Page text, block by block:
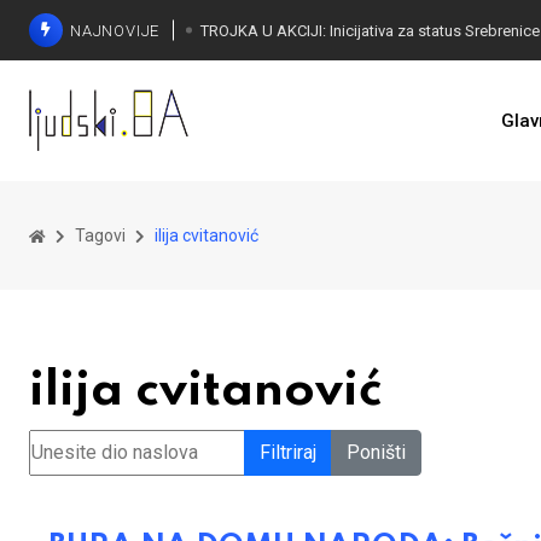
NAJNOVIJE
Tagovi ilija cvitanović
ilija cvitanović
Unesite dio naslova Filtriraj Poništi